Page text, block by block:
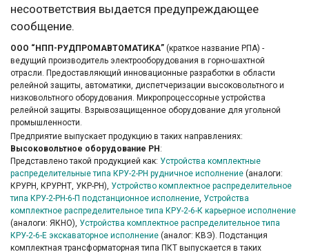
несоответствия выдается предупреждающее
сообщение.
ООО “НПП-РУДПРОМАВТОМАТИКА” (краткое название РПА) -
ведущий производитель электрооборудования в горно-шахтной
отрасли. Предоставляющий инновационные разработки в области
релейной защиты, автоматики, диспетчеризации высоковольтного и
низковольтного оборудования. Микропроцессорные устройства
релейной защиты. Взрывозащищенное оборудование для угольной
промышленности.
Предприятие выпускает продукцию в таких направлениях:
Высоковольтное оборудование РН :
Представлено такой продукцией как: Устройства комплектные
распределительные типа КРУ-2-РН рудничное исполнение (аналоги:
КРУРН, КРУРНТ, УКР-РН), Устройство комплектное распределительное
типа КРУ-2-РН-6-П подстанционное исполнение, Устройства
комплектное распределительное типа КРУ-2-6-К карьерное исполнение
(аналоги: ЯКНО), Устройства комплектное распределительное типа
КРУ-2-6-Е экскаваторное исполнение (аналог: КВЭ). Подстанция
комплектная трансформаторная типа ПКТ выпускается в таких